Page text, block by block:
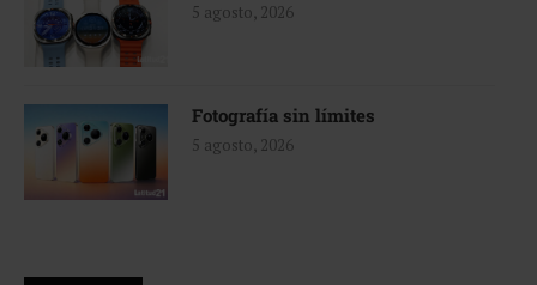
5 agosto, 2026
Fotografía sin límites
5 agosto, 2026